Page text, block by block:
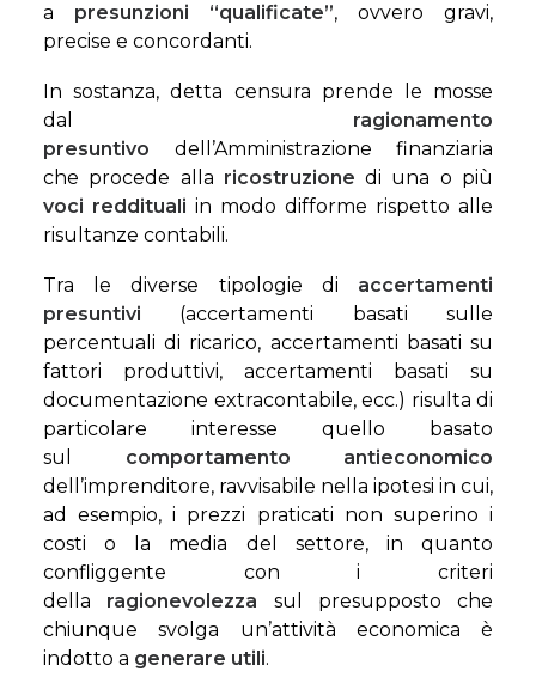
a presunzioni “qualificate”, ovvero gravi,
precise e concordanti.
In sostanza, detta censura prende le mosse
dal ragionamento
presuntivo dell’Amministrazione finanziaria
che procede alla ricostruzione di una o più
voci reddituali in modo difforme rispetto alle
risultanze contabili.
Tra le diverse tipologie di accertamenti
presuntivi (accertamenti basati sulle
percentuali di ricarico, accertamenti basati su
fattori produttivi, accertamenti basati su
documentazione extracontabile, ecc.) risulta di
particolare interesse quello basato
sul comportamento antieconomico
dell’imprenditore, ravvisabile nella ipotesi in cui,
ad esempio, i prezzi praticati non superino i
costi o la media del settore, in quanto
confliggente con i criteri
della ragionevolezza sul presupposto che
chiunque svolga un’attività economica è
indotto a generare utili.